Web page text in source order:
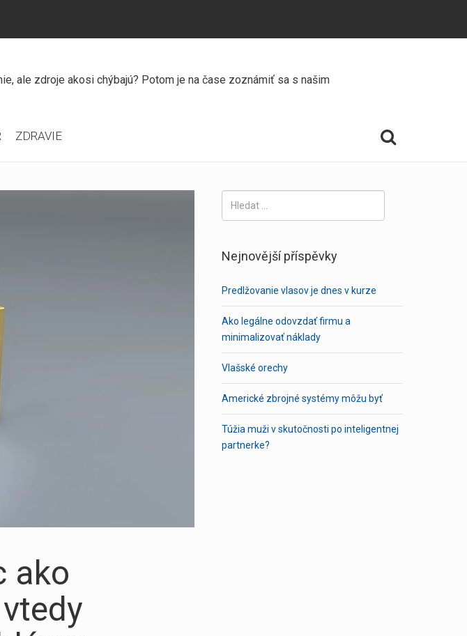
ale zdroje akosi chýbajú? Potom je na čase zoznámiť sa s našim
ZDRAVIE
ako
Nejnovější příspěvky
Predlžovanie vlasov je dnes v kurze
Ako legálne odovzdať firmu a
minimalizovať náklady
Vlašské orechy
Americké zbrojné systémy môžu byť
Túžia muži v skutočnosti po inteligentnej
partnerke?